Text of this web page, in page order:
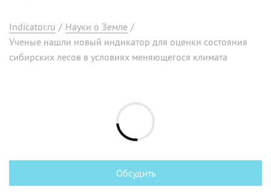
Indicator.ru / Науки о Земле /
Ученые нашли новый индикатор для оценки состояния
сибирских лесов в условиях меняющегося климата
Обсудить